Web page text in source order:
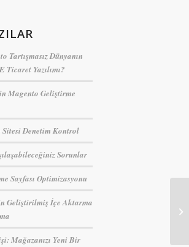
Tartışmasız Dünyanın
Ticaret Yazılımı?
Magento Geliştirme
Sitesi Denetim Kontrol
Sorunlar
Sayfası Optimizasyonu
Geliştirilmiş İçe Aktarma
Mağazanızı Yeni Bir